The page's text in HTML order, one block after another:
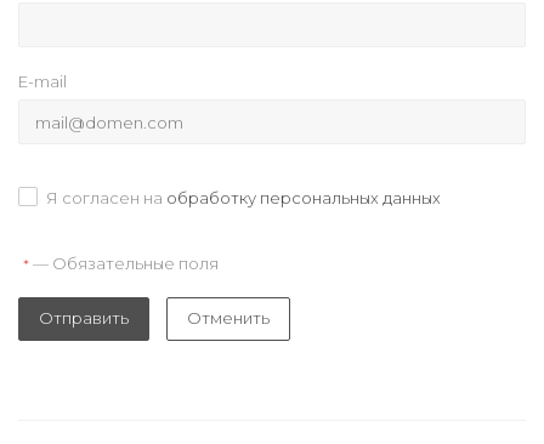
E-mail
Я согласен на обработку персональных данных
* — Обязательные поля
Отправить Отменить